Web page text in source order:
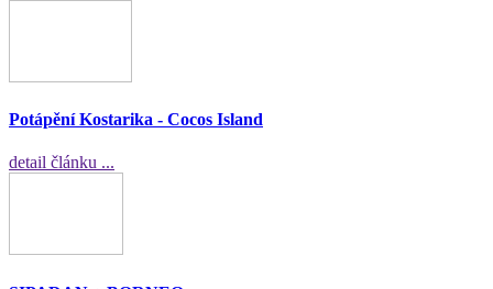
Potápění Kostarika - Cocos Island
detail článku ...